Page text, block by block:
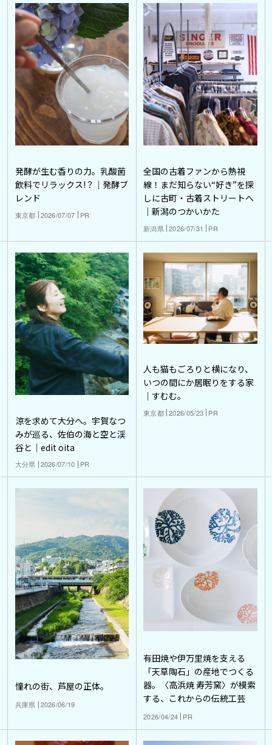
発酵が生む香りの力。乳酸菌
飲料でリラックス!？｜発酵ブ
レンド
東京都 2026/07/07 PR
全国の古着ファンから熱視
線！まだ知らない“好き”を探
しに古町・古着ストリートへ
｜新潟のつかいかた
新潟県 2026/07/31 PR
涼を求めて大分へ。宇賀なつ
みが巡る、佐伯の海と空と渓
谷と｜edit oita
大分県 2026/07/10 PR
人も猫もごろりと横になり、
いつの間にか居眠りをする家
｜すむむ。
東京都 2026/05/23 PR
憧れの街、芦屋の正体。
兵庫県 2026/06/19
有田焼や伊万里焼を支える
「天草陶石」の産地でつくる
器。〈高浜焼 寿芳窯〉が模索
する、これからの伝統工芸
2026/04/24 PR